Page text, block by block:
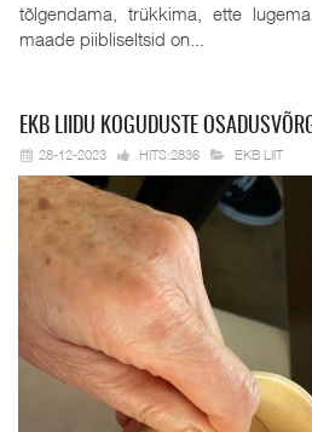
tõlgendama, trükkima, ette
maade piibliseltsid on...
EKB LIIDU KOGUDUSTE
28-12-2023 HITS:2836 EKB LIIT